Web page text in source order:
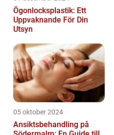
Ögonlocksplastik: Ett
Uppvaknande För Din
Utsyn
05 oktober 2024
Ansiktsbehandling på